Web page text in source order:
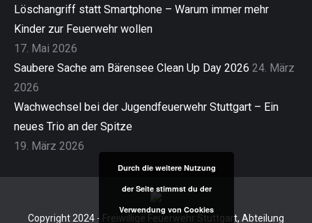
Löschangriff statt Smartphone – Warum immer mehr
Kinder zur Feuerwehr wollen
17. Mai 2026
Saubere Sache am Bärensee Clean Up Day 2026 24. März
2026
Wachwechsel bei der Jugendfeuerwehr Stuttgart – Ein
neues Trio an der Spitze
19. März 2026
Copyright 2024 - Freiwillige Feuerwehr Stuttgart, Abteilung
Durch die weitere Nutzung
der Seite stimmst du der
Verwendung von Cookies